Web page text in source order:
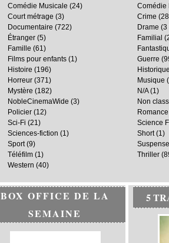
Comédie Musicale (24) Comédie
Court métrage (3) Crime
Documentaire (722) Drame (3
Étranger (5) Familial
Famille (61)
Films pour enfants (1) Guerre
Histoire (196) Historique
Horreur (371) Musique
Mystère (182) N/A(1)
NobleCinemaWide (3) Non
Policier (12) Romance
Sci-Fi (21) Science
Sciences-fiction (1) Short(1)
Sport(9) Suspense
Téléfilm (1) Thriller
Western (40)
BOX OFFICE DE LA
SEMAINE
5